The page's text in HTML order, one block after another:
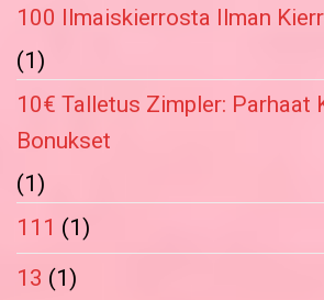
100 Ilmaiskierrosta Ilman
(1)
10€ Talletus Zimpler: Parhaat
Bonukset
(1)
111 (1)
13 (1)